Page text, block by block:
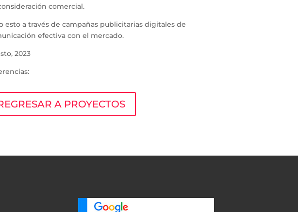
comercial.
esto a través de campañas publicitarias digitales de
efectiva con el mercado.
2023
A PROYECTOS